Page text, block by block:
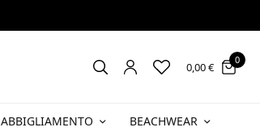
0,00€ 0
ABBIGLIAMENTO
BEACHWEAR
VAI!